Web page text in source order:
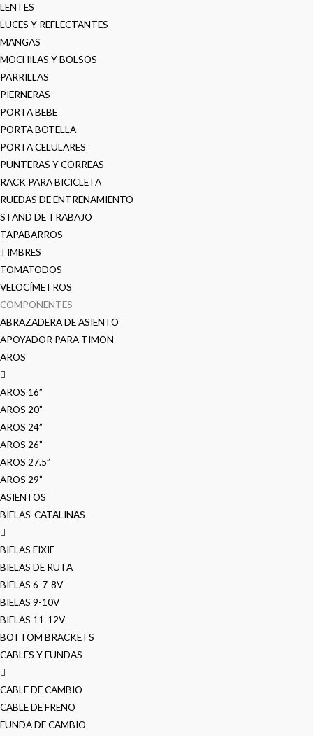
LENTES
LUCES Y REFLECTANTES
MANGAS
MOCHILAS Y BOLSOS
PARRILLAS
PIERNERAS
PORTA BEBE
PORTA BOTELLA
PORTA CELULARES
PUNTERAS Y CORREAS
RACK PARA BICICLETA
RUEDAS DE ENTRENAMIENTO
STAND DE TRABAJO
TAPABARROS
TIMBRES
TOMATODOS
VELOCÍMETROS
COMPONENTES
ABRAZADERA DE ASIENTO
APOYADOR PARA TIMÓN
AROS
AROS 16”
AROS 20”
AROS 24”
AROS 26”
AROS 27.5”
AROS 29”
ASIENTOS
BIELAS-CATALINAS
BIELAS FIXIE
BIELAS DE RUTA
BIELAS 6-7-8V
BIELAS 9-10V
BIELAS 11-12V
BOTTOM BRACKETS
CABLES Y FUNDAS
CABLE DE CAMBIO
CABLE DE FRENO
FUNDA DE CAMBIO